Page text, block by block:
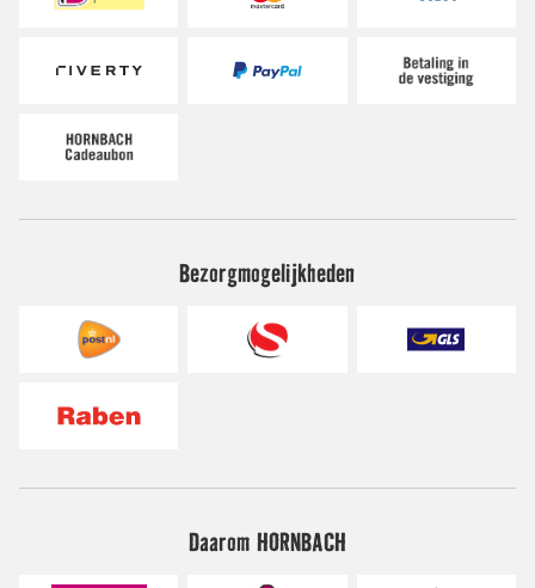
Bezorgmogelijkheden
Daarom HORNBACH